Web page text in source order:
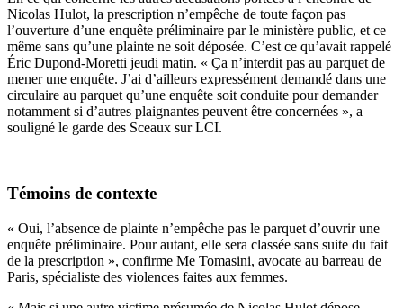
Nicolas Hulot, la prescription n’empêche de toute façon pas
l’ouverture d’une enquête préliminaire par le ministère public, et ce
même sans qu’une plainte ne soit déposée. C’est ce qu’avait rappelé
Éric Dupond-Moretti jeudi matin. « Ça n’interdit pas au parquet de
mener une enquête. J’ai d’ailleurs expressément demandé dans une
circulaire au parquet qu’une enquête soit conduite pour demander
notamment si d’autres plaignantes peuvent être concernées », a
souligné le garde des Sceaux sur LCI.
Témoins de contexte
« Oui, l’absence de plainte n’empêche pas le parquet d’ouvrir une
enquête préliminaire. Pour autant, elle sera classée sans suite du fait
de la prescription », confirme Me Tomasini, avocate au barreau de
Paris, spécialiste des violences faites aux femmes.